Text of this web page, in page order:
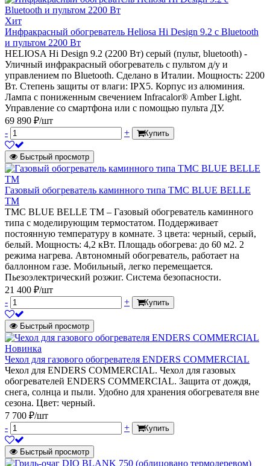
Хит
Инфракрасный обогреватель Heliosa Hi Design 9.2 c Bluetooth
и пультом 2200 Вт
HELIOSA Hi Design 9.2 (2200 Вт) серый (пульт, bluetooth) -
Уличный инфракрасный обогреватель с пультом д/у и
управлением по Bluetooth. Сделано в Италии. Мощность: 2200
Вт. Степень защиты от влаги: IPX5. Корпус из алюминия.
Лампа с пониженным свечением Infracalor® Amber Light.
Управление со смартфона или с помощью пульта ДУ.
69 890 ₽/шт
-
+ Купить
Быстрый просмотр
Газовый обогреватель каминного типа TMC BLUE BELLE
TM
TMC BLUE BELLE TM – Газовый обогреватель каминного
типа с моделирующим термостатом. Поддерживает
постоянную температуру в комнате. 3 цвета: черный, серый,
белый. Мощность: 4,2 кВт. Площадь обогрева: до 60 м2. 2
режима нагрева. Автономный обогреватель, работает на
баллонном газе. Мобильный, легко перемещается.
Пьезоэлектрический розжиг. Система безопасности.
21 400 ₽/шт
-
+ Купить
Быстрый просмотр
Новинка
Чехол для газового обогревателя ENDERS COMMERCIAL
Чехол для ENDERS COMMERCIAL. Чехол для газовых
обогревателей ENDERS COMMERCIAL. Защита от дождя,
снега, солнца и пыли. Удобно для хранения обогревателя вне
сезона. Цвет: черный.
7 700 ₽/шт
-
+ Купить
Быстрый просмотр